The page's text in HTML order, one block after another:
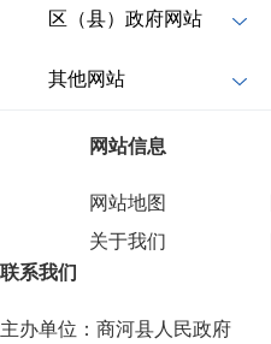
区（县）政府网站
其他网站
网站信息
网站地图
关于我们
联系我们
主办单位：商河县人民政府